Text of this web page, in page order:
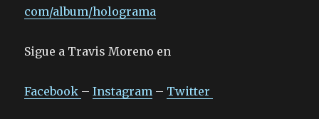
com/album/holograma
Sigue a Travis Moreno en
Facebook –Instagram – Twitter